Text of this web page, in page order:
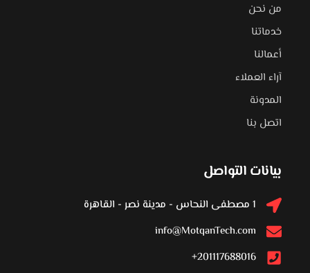
من نحن
خدماتنا
أعمالنا
آراء العملاء
المدونة
اتصل بنا
بيانات التواصل
1 مصطفى النحاس - مدينة نصر - القاهرة
info@MotqanTech.com
201117688016+